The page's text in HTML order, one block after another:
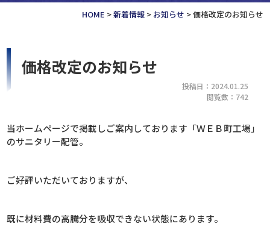
HOME >新着情報> お知らせ >価格改定のお知らせ
価格改定のお知らせ
投稿日：2024.01.25
閲覧数：742
当ホームページで掲載しご案内しております「ＷＥＢ町工場」
のサニタリー配管。
ご好評いただいておりますが、
既に材料費の高騰分を吸収できない状態にあります。